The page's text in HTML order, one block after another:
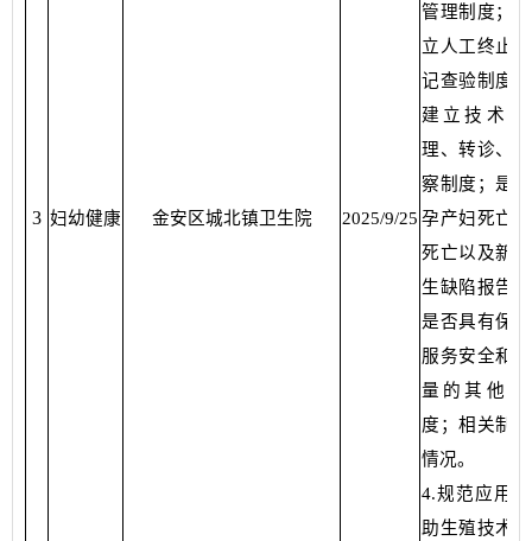
3 妇幼健康 金安区城北镇卫生院 2025/9/25
管理制度；
立人工终止
记查验制度
建立技术档
理、转诊、
察制度；是
孕产妇死亡
死亡以及新
生缺陷报告
是否具有保
服务安全和
量的其他管
度；相关制
情况。
4.规范应用
助生殖技术